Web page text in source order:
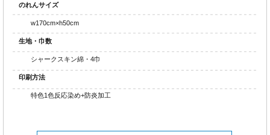
のれんサイズ
w170cm×h50cm
生地・巾数
シャークスキン綿・4巾
印刷方法
特色1色反応染め+防炎加工